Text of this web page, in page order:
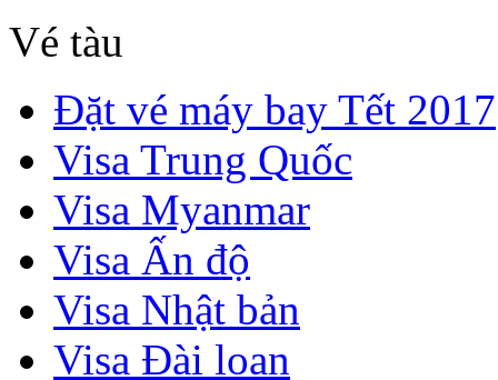
Vé tàu
Đặt vé máy bay Tết 2017
Visa Trung Quốc
Visa Myanmar
Visa Ấn độ
Visa Nhật bản
Visa Đài loan